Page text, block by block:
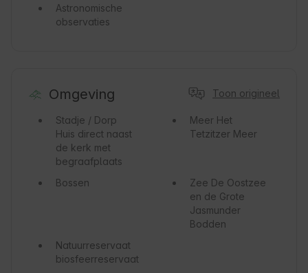
Astronomische
observaties
Omgeving Toon origineel
Stadje / Dorp
Huis direct naast
de kerk met
begraafplaats
Meer Het
Tetzitzer Meer
Bossen Zee De Oostzee
en de Grote
Jasmunder
Bodden
Natuurreservaat
biosfeerreservaat